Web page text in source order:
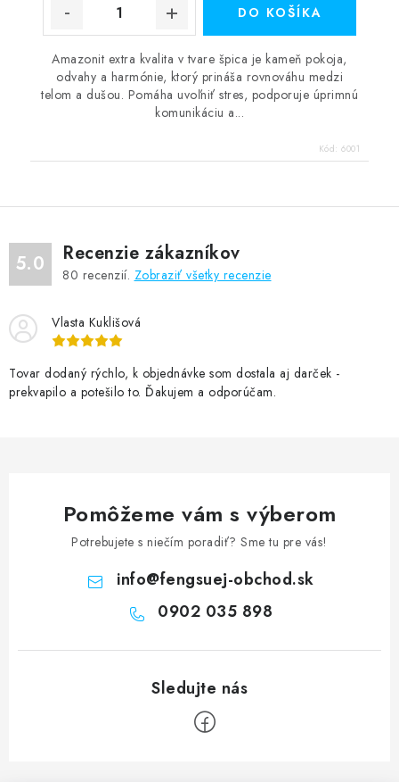
DO KOŠÍKA
Amazonit extra kvalita v tvare špica je kameň pokoja,
odvahy a harmónie, ktorý prináša rovnováhu medzi
telom a dušou. Pomáha uvoľniť stres, podporuje úprimnú
komunikáciu a...
Kód: 6001
5.0 Recenzie zákazníkov
80 recenzií. Zobraziť všetky recenzie
Vlasta Kuklišová
Tovar dodaný rýchlo, k objednávke som dostala aj darček -
prekvapilo a potešilo to. Ďakujem a odporúčam.
Pomôžeme vám s výberom
Potrebujete s niečím poradiť? Sme tu pre vás!
info@fengsuej-obchod.sk
0902 035 898